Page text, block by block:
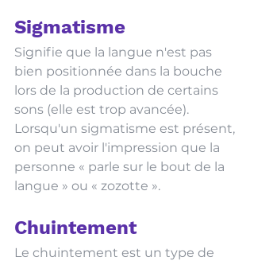
Sigmatisme
Signifie que la langue n'est pas
bien positionnée dans la bouche
lors de la production de certains
sons (elle est trop avancée).
Lorsqu'un sigmatisme est présent,
on peut avoir l'impression que la
personne « parle sur le bout de la
langue » ou « zozotte ».
Chuintement
Le chuintement est un type de